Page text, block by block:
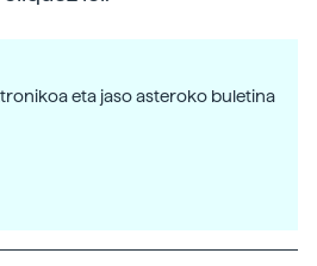
eta jaso asteroko buletina